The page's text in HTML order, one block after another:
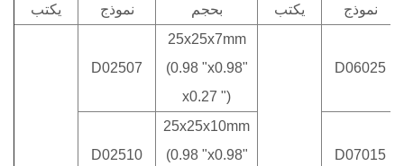
يكتب
نموذج بحجم يكتب نموذج
D02507
25x25x7mm
(0.98 "x0.98"
x0.27 ")
D06025
D02510
25x25x10mm
(0.98 "x0.98"
D07015